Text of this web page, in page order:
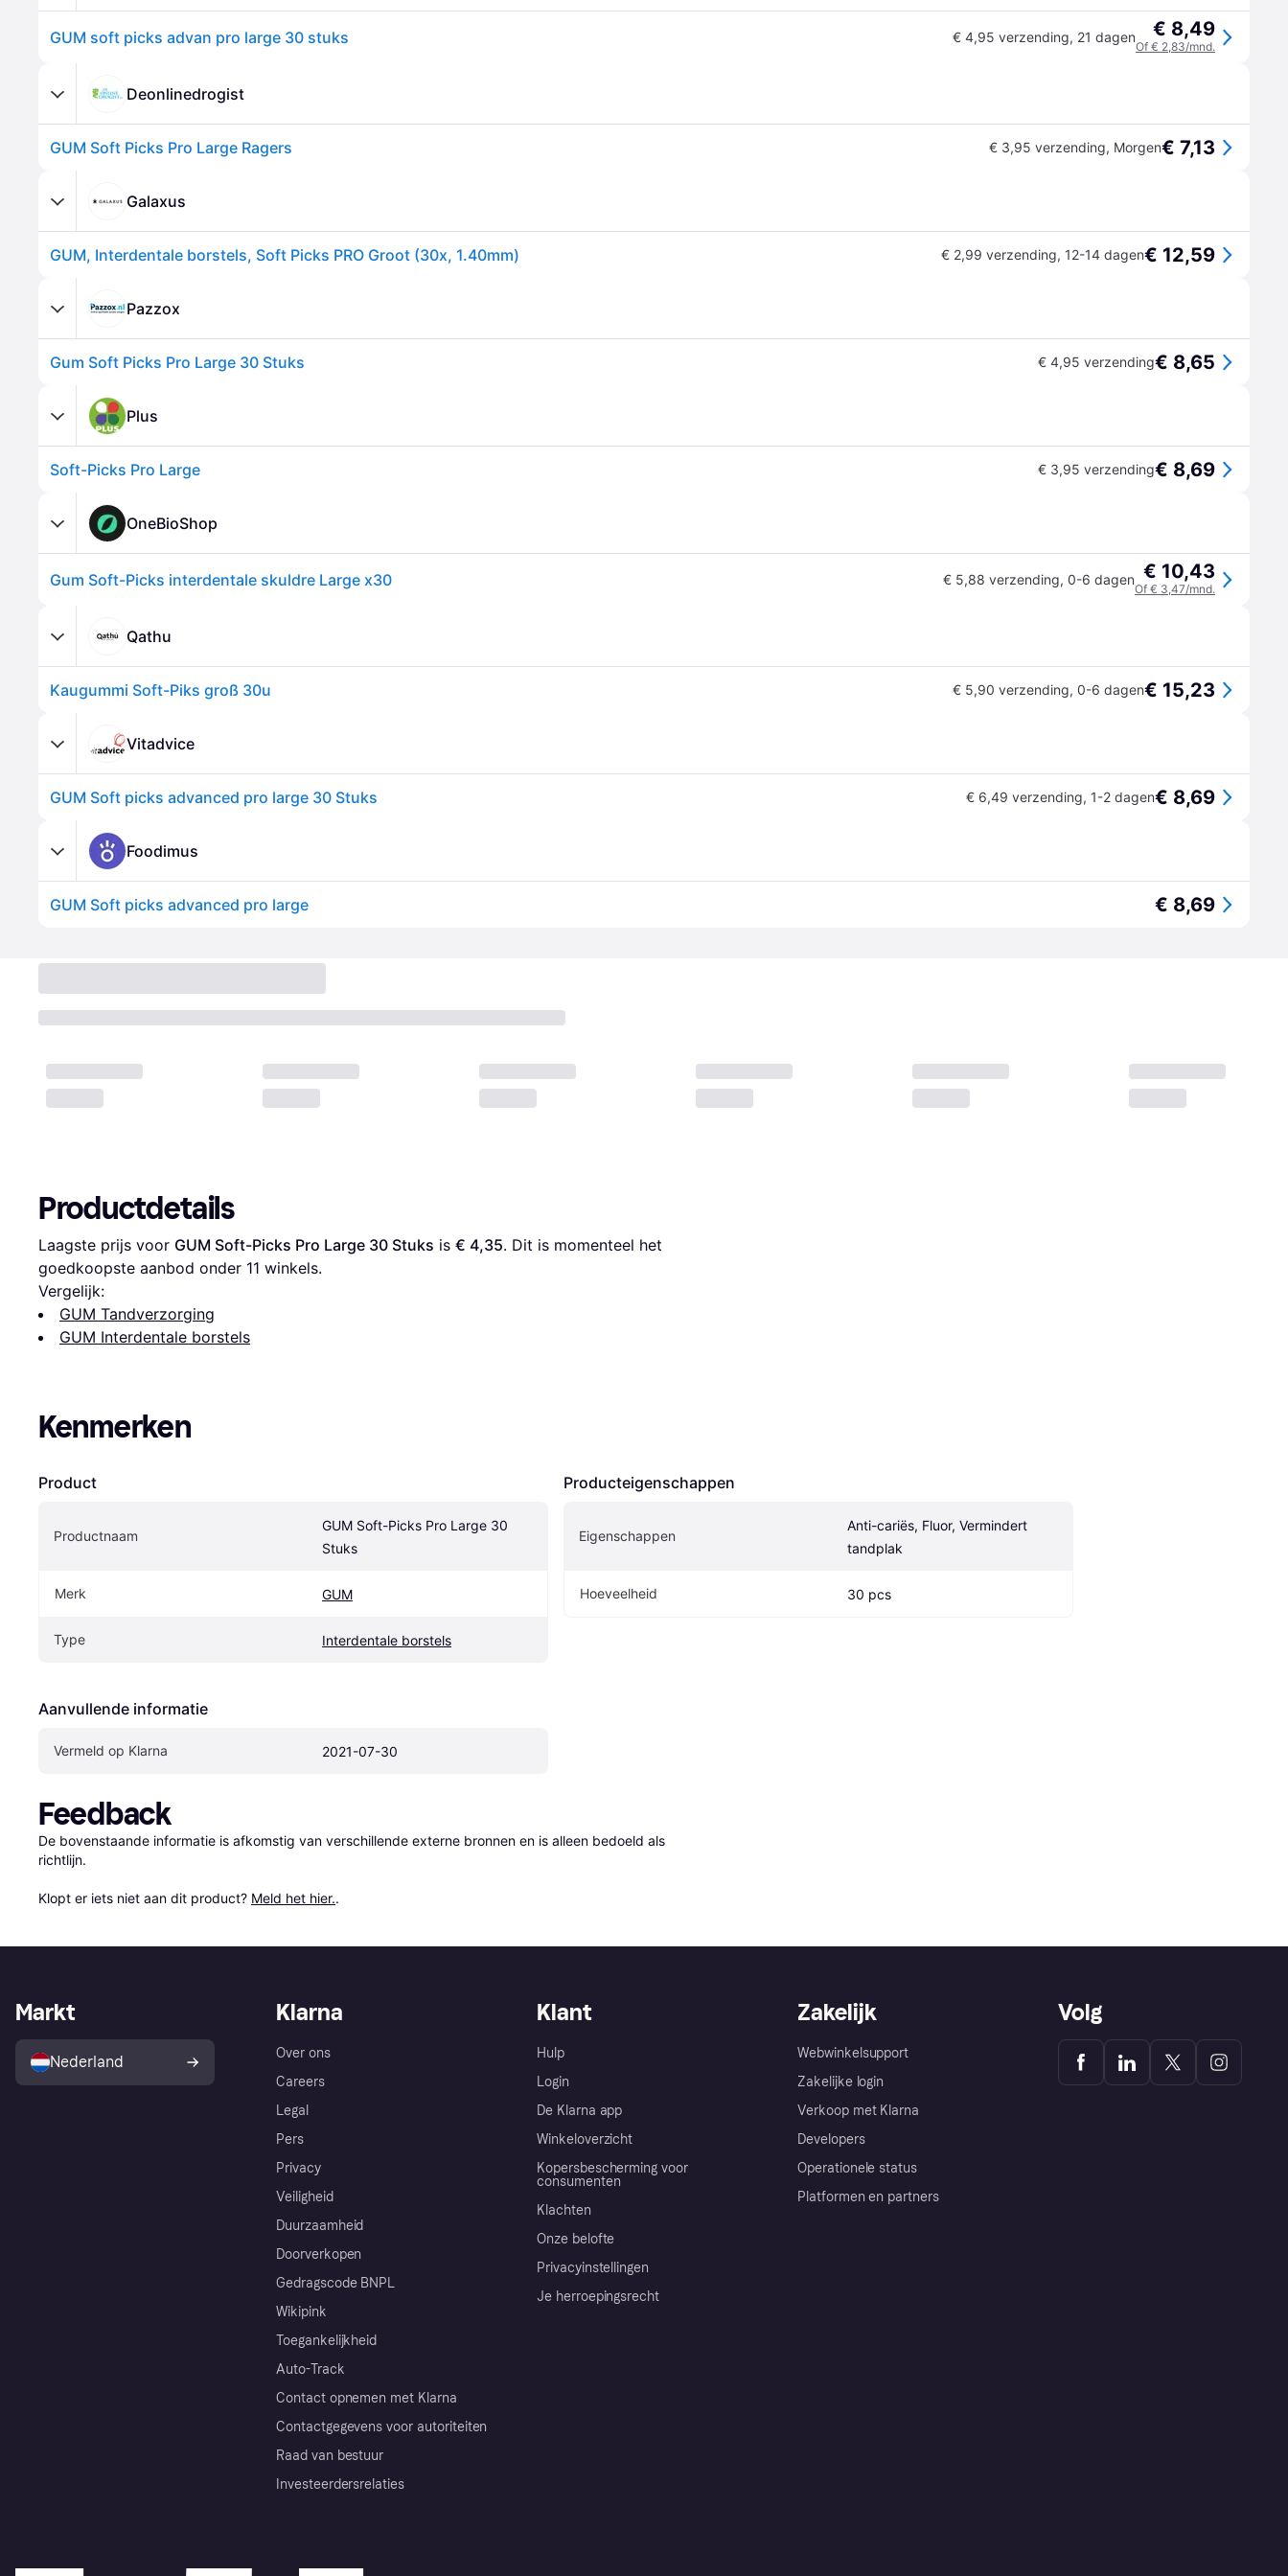
GUM soft picks advan pro large 30 stuks € 4,95 verzending, 21 dagen € 8,49
Of € 2,83/mnd.
Deonlinedrogist
GUM Soft Picks Pro Large Ragers € 3,95 verzending, Morgen€ 7,13
Galaxus
GUM, Interdentale borstels, Soft Picks PRO Groot (30x, 1.40mm) € 2,99 verzending, 12-14 dagen€ 12,59
Pazzox
Gum Soft Picks Pro Large 30 Stuks € 4,95 verzending€ 8,65
Plus
Soft-Picks Pro Large € 3,95 verzending€ 8,69
OneBioShop
Gum Soft-Picks interdentale skuldre Large x30 € 5,88 verzending, 0-6 dagen € 10,43
Of € 3,47/mnd.
Qathu
Kaugummi Soft-Piks groß 30u € 5,90 verzending, 0-6 dagen€ 15,23
Vitadvice
GUM Soft picks advanced pro large 30 Stuks € 6,49 verzending, 1-2 dagen€ 8,69
Foodimus
GUM Soft picks advanced pro large € 8,69
Productdetails
Laagste prijs voor GUM Soft-Picks Pro Large 30 Stuks is € 4,35. Dit is momenteel het
goedkoopste aanbod onder 11 winkels.
Vergelijk:
GUM Tandverzorging
GUM Interdentale borstels
Kenmerken
Product
Productnaam
GUM Soft-Picks Pro Large 30
Stuks
Merk GUM
Type Interdentale borstels
Aanvullende informatie
Vermeld op Klarna 2021-07-30
Producteigenschappen
Eigenschappen
Anti-cariës, Fluor, Vermindert
tandplak
Hoeveelheid 30 pcs
Feedback
De bovenstaande informatie is afkomstig van verschillende externe bronnen en is alleen bedoeld als
richtlijn.
Klopt er iets niet aan dit product? Meld het hier..
Klarna
Over ons
Careers
Legal
Pers
Privacy
Veiligheid
Duurzaamheid
Doorverkopen
Gedragscode BNPL
Wikipink
Toegankelijkheid
Auto-Track
Contact opnemen met Klarna
Contactgegevens voor autoriteiten
Raad van bestuur
Investeerdersrelaties
Klant
Hulp
Login
De Klarna app
Winkeloverzicht
Kopersbescherming voor
consumenten
Klachten
Onze belofte
Privacyinstellingen
Je herroepingsrecht
Zakelijk
Webwinkelsupport
Zakelijke login
Verkoop met Klarna
Developers
Operationele status
Platformen en partners
Markt
Nederland
Volg